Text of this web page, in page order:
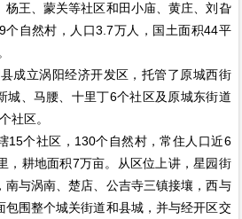
杨王、蒙关等社区和田小庙、黄庄、刘旮
个自然村，人口3.7万人，国土面积44平
立涡阳经济开发区，托管了原城西街
城、马腰、十里丁6个社区及原城东街道
社区。
个社区，130个自然村，常住人口近6
，耕地面积7万亩。从区位上讲，星园街
南与涡南、楚店、公吉寺三镇接壤，西与
包围整个城关街道和县城，并与经开区交